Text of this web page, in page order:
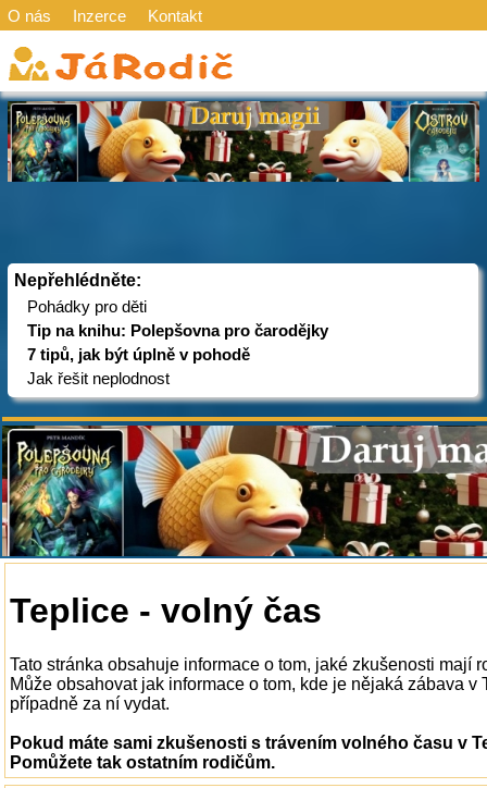
O nás Inzerce Kontakt
Nepřehlédněte:
Pohádky pro děti
Tip na knihu: Polepšovna pro čarodějky
7 tipů, jak být úplně v pohodě
Jak řešit neplodnost
Teplice - volný čas
Tato stránka obsahuje informace o tom, jaké zkušenosti mají
Může obsahovat jak informace o tom, kde je nějaká zábava v
případně za ní vydat.
Pokud máte sami zkušenosti s trávením volného času v
Pomůžete tak ostatním rodičům.